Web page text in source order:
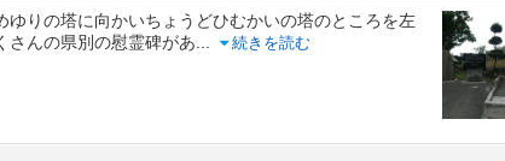
ゆりの塔に向かいちょうどひむかいの塔のところを左
さんの県別の慰霊碑があ
続きを読む